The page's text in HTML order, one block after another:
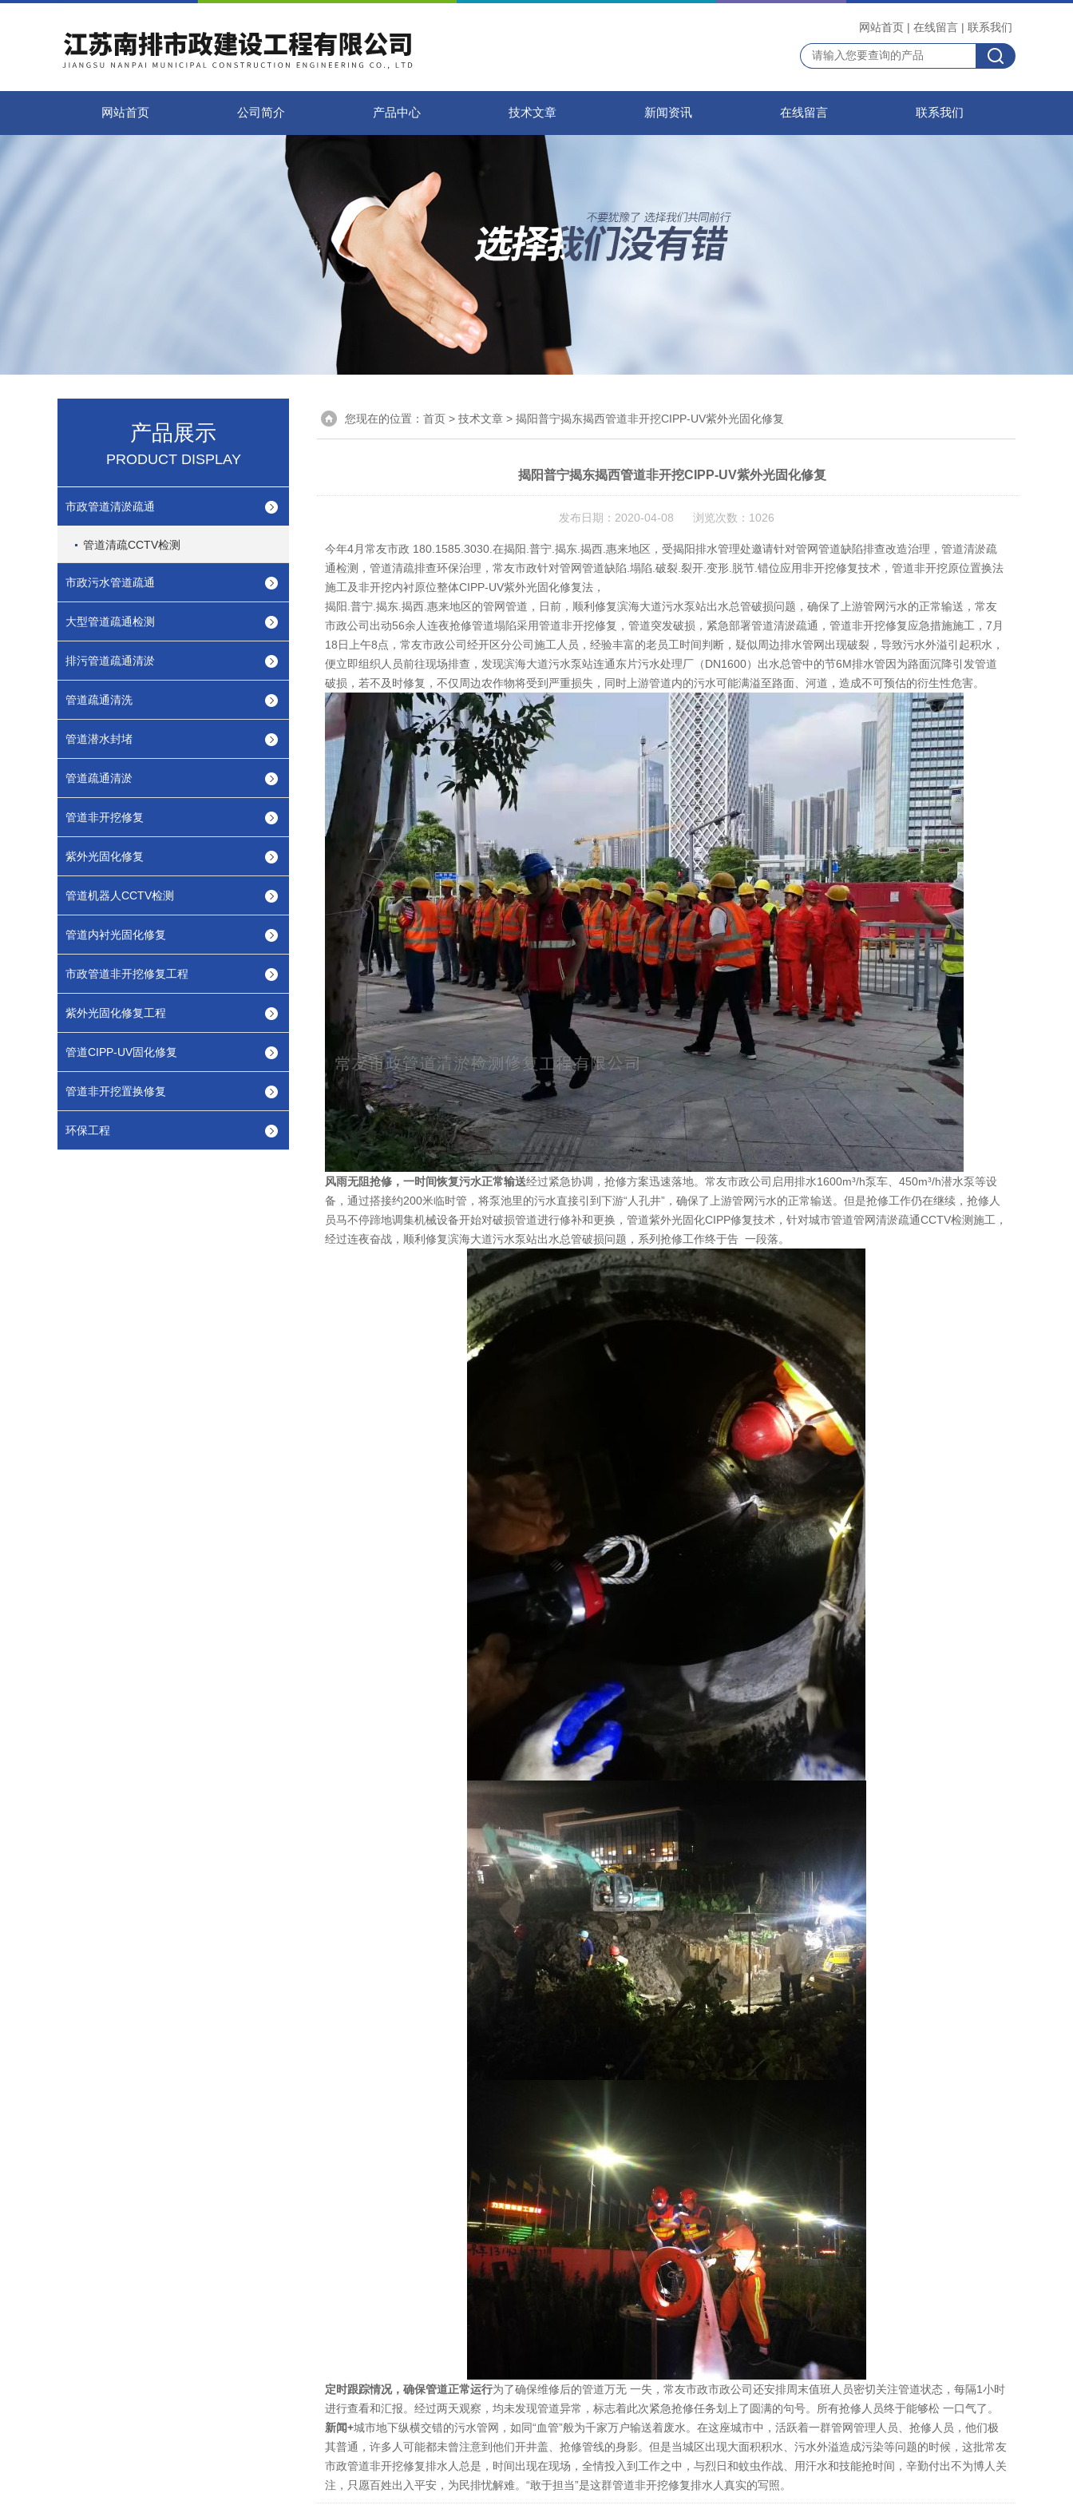
网站首页 | 在线留言 | 联系我们
网站首页 公司简介 产品中心 技术文章 新闻资讯 在线留言 联系我们
产品展示
PRODUCT DISPLAY
市政管道清淤疏通
管道清疏CCTV检测
市政污水管道疏通
大型管道疏通检测
排污管道疏通清淤
管道疏通清洗
管道潜水封堵
管道疏通清淤
管道非开挖修复
紫外光固化修复
管道机器人CCTV检测
管道内衬光固化修复
市政管道非开挖修复工程
紫外光固化修复工程
管道CIPP-UV固化修复
管道非开挖置换修复
环保工程
您现在的位置： 首页 > 技术文章 > 揭阳普宁揭东揭西管道非开挖CIPP-UV紫外光固化修复
揭阳普宁揭东揭西管道非开挖CIPP-UV紫外光固化修复
发布日期：2020-04-08 浏览次数：1026
今年4月常友市政 180.1585.3030.在揭阳.普宁.揭东.揭西.惠来地区，受揭阳排水管理处邀请针对管网管道缺陷排查改造治理，管道清淤疏
通检测，管道清疏排查环保治理，常友市政针对管网管道缺陷.塌陷.破裂.裂开.变形.脱节.错位应用非开挖修复技术，管道非开挖原位置换法
施工及非开挖内衬原位整体CIPP-UV紫外光固化修复法，
揭阳.普宁.揭东.揭西.惠来地区的管网管道，日前，顺利修复滨海大道污水泵站出水总管破损问题，确保了上游管网污水的正常输送，常友
市政公司出动56余人连夜抢修管道塌陷采用管道非开挖修复，管道突发破损，紧急部署管道清淤疏通，管道非开挖修复应急措施施工， 7月
18日上午8点，常友市政公司经开区分公司施工人员，经验丰富的老员工时间判断，疑似周边排水管网出现破裂，导致污水外溢引起积水，
便立即组织人员前往现场排查，发现滨海大道污水泵站连通东片污水处理厂（DN1600）出水总管中的节6M排水管因为路面沉降引发管道
破损，若不及时修复，不仅周边农作物将受到严重损失，同时上游管道内的污水可能满溢至路面、河道，造成不可预估的衍生性危害。
风雨无阻抢修，一时间恢复污水正常输送经过紧急协调，抢修方案迅速落地。常友市政公司启用排水1600m³/h泵车、450m³/h潜水泵等设
备，通过搭接约200米临时管，将泵池里的污水直接引到下游“人孔井”，确保了上游管网污水的正常输送。但是抢修工作仍在继续，抢修人
员马不停蹄地调集机械设备开始对破损管道进行修补和更换，管道紫外光固化CIPP修复技术，针对城市管道管网清淤疏通CCTV检测施工，
经过连夜奋战，顺利修复滨海大道污水泵站出水总管破损问题，系列抢修工作终于告 一段落。
定时跟踪情况，确保管道正常运行为了确保维修后的管道万无 一失，常友市政市政公司还安排周末值班人员密切关注管道状态，每隔1小时
进行查看和汇报。经过两天观察，均未发现管道异常，标志着此次紧急抢修任务划上了圆满的句号。所有抢修人员终于能够松 一口气了。
新闻+城市地下纵横交错的污水管网，如同“血管”般为千家万户输送着废水。在这座城市中，活跃着一群管网管理人员、抢修人员，他们极
其普通，许多人可能都未曾注意到他们开井盖、抢修管线的身影。但是当城区出现大面积积水、污水外溢造成污染等问题的时候，这批常友
市政管道非开挖修复排水人总是，时间出现在现场，全情投入到工作之中，与烈日和蚊虫作战、用汗水和技能抢时间，辛勤付出不为博人关
注，只愿百姓出入平安，为民排忧解难。“敢于担当”是这群管道非开挖修复排水人真实的写照。